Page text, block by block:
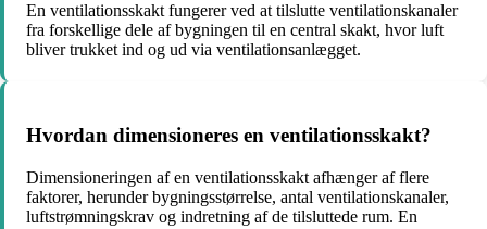
En ventilationsskakt fungerer ved at tilslutte ventilationskanaler
fra forskellige dele af bygningen til en central skakt, hvor luft
bliver trukket ind og ud via ventilationsanlægget.
Hvordan dimensioneres en ventilationsskakt?
Dimensioneringen af en ventilationsskakt afhænger af flere
faktorer, herunder bygningsstørrelse, antal ventilationskanaler,
luftstrømningskrav og indretning af de tilsluttede rum. En